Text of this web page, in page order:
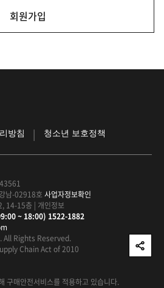
회원가입
방침 | 청소년 보호정책
남-02918호 사업자정보확인
14-15층 | 개인정보
~ 18:00) 1522-1882
All Rights Reserved.
Chain Act of 2010
구매안전서비스를 적용하고 있습니다.